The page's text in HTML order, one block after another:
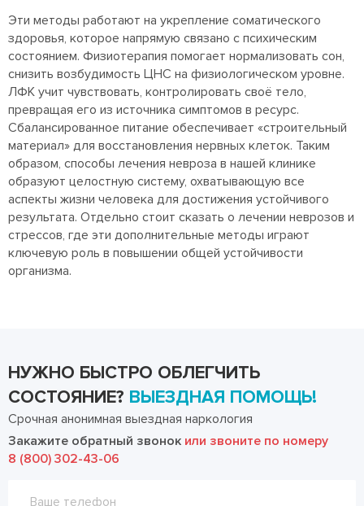
Эти методы работают на укрепление соматического
здоровья, которое напрямую связано с психическим
состоянием. Физиотерапия помогает нормализовать сон,
снизить возбудимость ЦНС на физиологическом уровне.
ЛФК учит чувствовать, контролировать своё тело,
превращая его из источника симптомов в ресурс.
Сбалансированное питание обеспечивает «строительный
материал» для восстановления нервных клеток. Таким
образом, способы лечения невроза в нашей клинике
образуют целостную систему, охватывающую все
аспекты жизни человека для достижения устойчивого
результата. Отдельно стоит сказать о лечении неврозов и
стрессов, где эти дополнительные методы играют
ключевую роль в повышении общей устойчивости
организма.
НУЖНО БЫСТРО ОБЛЕГЧИТЬ
СОСТОЯНИЕ? ВЫЕЗДНАЯ ПОМОЩЬ!
Срочная анонимная выездная наркология
Закажите обратный звонок или звоните по номеру
8 (800) 302-43-06